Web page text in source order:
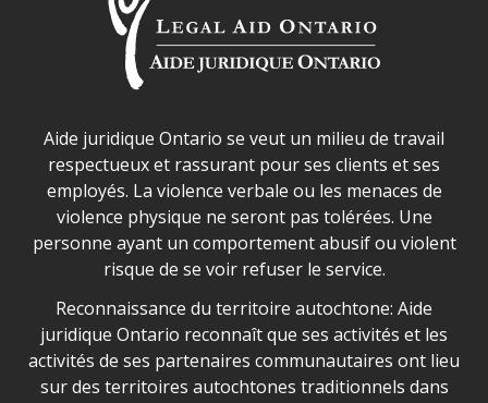
Déclaration sur la sécurité dans les locaux d'AJO.
Aide juridique Ontario se veut un milieu de travail
respectueux et rassurant pour ses clients et ses
employés. La violence verbale ou les menaces de
violence physique ne seront pas tolérées. Une
personne ayant un comportement abusif ou violent
risque de se voir refuser le service.
Legal Aid Ontario land acknowledgement
Reconnaissance du territoire autochtone: Aide
juridique Ontario reconnaît que ses activités et les
activités de ses partenaires communautaires ont lieu
sur des territoires autochtones traditionnels dans